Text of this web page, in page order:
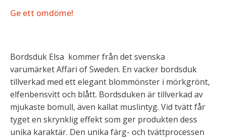
Ge ett omdöme!
Bordsduk Elsa kommer från det svenska
varumärket Affari of Sweden. En vacker bordsduk
tillverkad med ett elegant blommönster i mörkgrönt,
elfenbensvitt och blått. Bordsduken är tillverkad av
mjukaste bomull, även kallat muslintyg. Vid tvätt får
tyget en skrynklig effekt som ger produkten dess
unika karaktär. Den unika färg- och tvättprocessen